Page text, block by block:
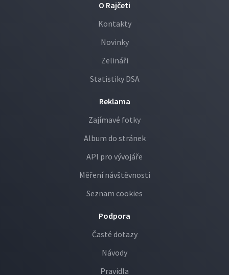
O Rajčeti
Kontakty
Novinky
Zelináři
Statistiky DSA
Reklama
Zajímavé fotky
Album do stránek
API pro vývojáře
Měření návštěvnosti
Seznam cookies
Podpora
Časté dotazy
Návody
Pravidla